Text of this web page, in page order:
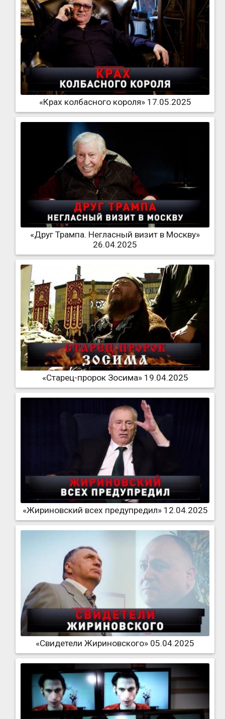
«Крах колбасного короля» 17.05.2025
«Друг Трампа. Негласный визит в Москву»
26.04.2025
«Старец-пророк Зосима» 19.04.2025
«Жириновский всех предупредил» 12.04.2025
«Свидетели Жириновского» 05.04.2025